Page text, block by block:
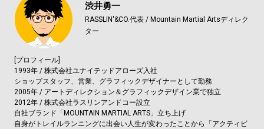
渋井勇一
RASSLIN'&CO.代表 / Mountain Martial Artsディレク
ター
[プロフィール]
1993年 / 株式会社ユナイテッドアローズ入社
ショップスタッフ、営業、グラフィックデザイナーとして勤務
2005年 / アートディレクション＆グラフィックデザイン業で独立
2012年 / 株式会社ラスリンアンドコー設立
自社ブランド「MOUNTAIN MARTIAL ARTS」立ち上げ
自身がトレイルランニングに出会い人生が変わったことから「アクティビ